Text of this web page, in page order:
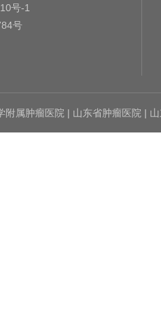
号-1
号
附属肿瘤医院 | 山东省肿瘤医院 |